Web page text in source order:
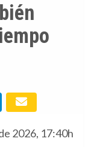
2026, 17:40h